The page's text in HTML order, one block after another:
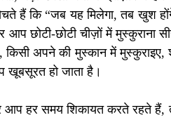
हैं कि “जब यह मिलेगा, तब खुश
छोटी-छोटी चीज़ों में मुस्कुराना
किसी अपने की मुस्कान में
हो जाता है।
आप हर समय शिकायत करते रहते हैं,